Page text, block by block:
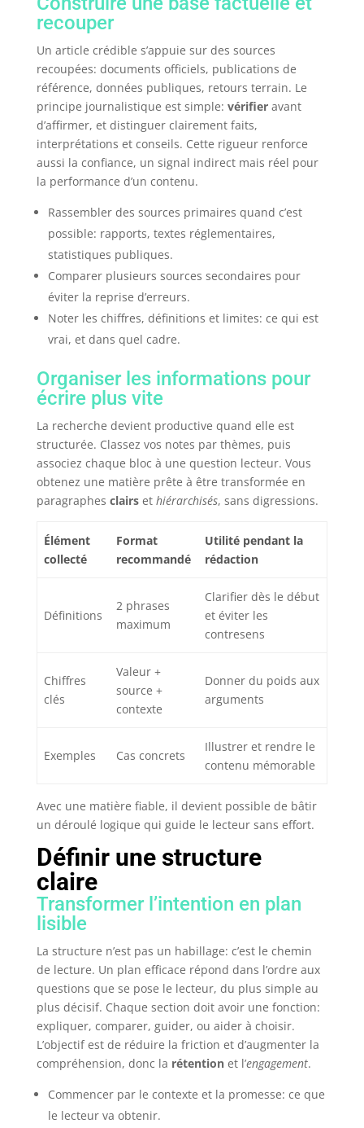
recouper
Un article crédible s’appuie sur des sources
recoupées: documents officiels, publications de
référence, données publiques, retours terrain. Le
principe journalistique est simple: vérifieravant
d’affirmer, et distinguer clairement faits,
interprétations et conseils. Cette rigueur renforce
aussi la confiance, un signal indirect mais réel pour
la performance d’un contenu.
Rassembler des sources primaires quand c’est
possible: rapports, textes réglementaires,
statistiques publiques.
Comparer plusieurs sources secondaires pour
éviter la reprise d’erreurs.
Noter les chiffres, définitions et limites: ce qui est
vrai, et dans quel cadre.
Organiser les informations pour
écrire plus vite
La recherche devient productive quand elle est
structurée. Classez vos notes par thèmes, puis
associez chaque bloc à une question lecteur. Vous
obtenez une matière prête à être transformée en
paragraphes clairset hiérarchisés, sans digressions.
Élément
collecté
Format
recommandé
Utilité pendant la
rédaction
Définitions
2 phrases
maximum
Clarifier dès le début
et éviter les
contresens
Chiffres
clés
Valeur +
source +
contexte
Donner du poids aux
arguments
Exemples Cas concrets
Illustrer et rendre le
contenu mémorable
Avec une matière fiable, il devient possible de bâtir
un déroulé logique qui guide le lecteur sans effort.
Définir une structure
claire
Transformer l’intention en plan
lisible
La structure n’est pas un habillage: c’est le chemin
de lecture. Un plan efficace répond dans l’ordre aux
questions que se pose le lecteur, du plus simple au
plus décisif. Chaque section doit avoir une fonction:
expliquer, comparer, guider, ou aider à choisir.
L’objectif est de réduire la friction et d’augmenter la
compréhension, donc la rétentionet l’engagement.
Commencer par le contexte et la promesse: ce que
le lecteur va obtenir.